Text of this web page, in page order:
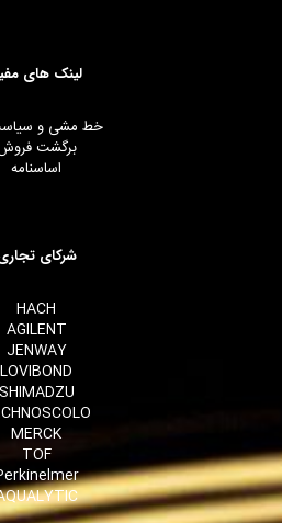
لینک های
خط مشی و
برگشت
اساسنامه
شرکای
HACH
AGILENT
JENWAY
LOVIBOND
SHIMADZU
MERCK
TOF